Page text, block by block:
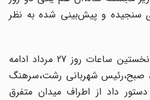
سنجیده‌ و پیش‌بینی شده به نظر
نگهبانی زیر مجسمه شاه،تا نخستین ساعات روز‌ 27‌ مرداد‌ ادامه
ایـنکه در ساعت 8 صبح،رئیس شهربانی رشت،سرهنگ
داد از اطراف میدان متفرق